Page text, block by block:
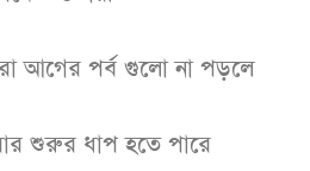
আগের পর্ব গুলো না পড়লে
শুরুর ধাপ হতে পারে